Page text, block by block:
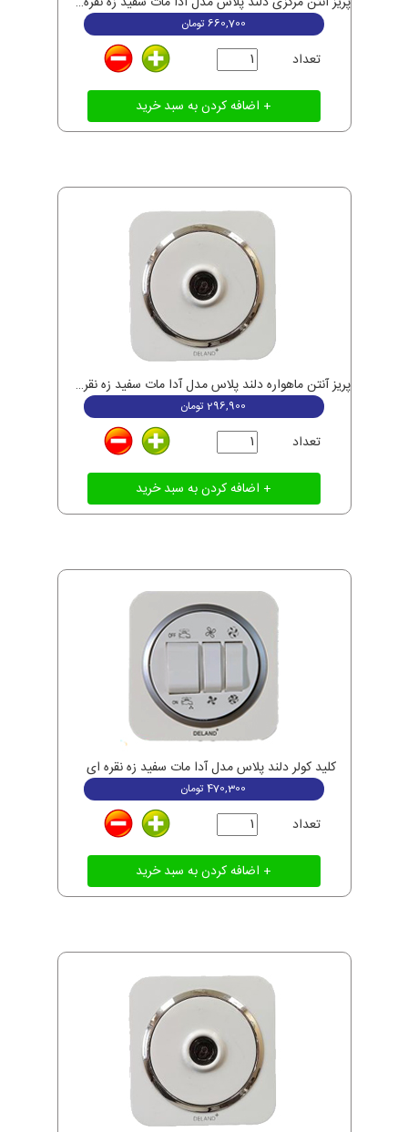
660,700 تومان
تعداد
پریز آنتن ماهواره دلند پلاس مدل آدا مات سفید زه نقره ای
296,900 تومان
تعداد
کلید کولر دلند پلاس مدل آدا مات سفید زه نقره ای
470,300 تومان
تعداد